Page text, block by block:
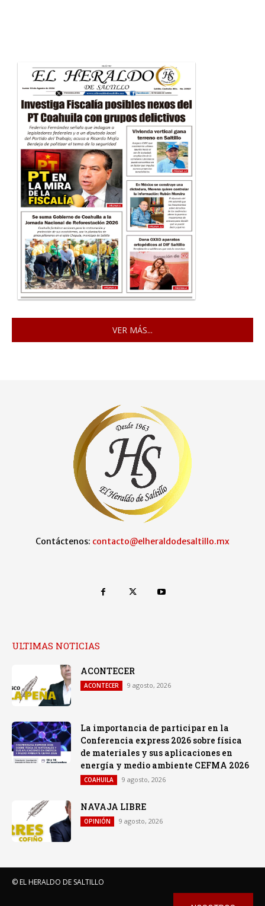
VER MÁS...
Contáctenos: contacto@elheraldodesaltillo.mx
ULTIMAS NOTICIAS
ACONTECER
ACONTECER 9 agosto, 2026
La importancia de participar en la
Conferencia express 2026 sobre física
de materiales y sus aplicaciones en
energía y medio ambiente CEFMA 2026
COAHUILA 9 agosto, 2026
NAVAJA LIBRE
OPINIÓN 9 agosto, 2026
© EL HERALDO DE SALTILLO